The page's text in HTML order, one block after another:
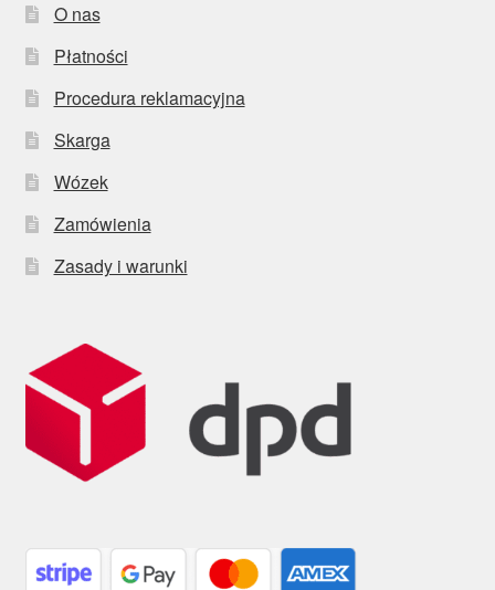
O nas
Płatności
Procedura reklamacyjna
Skarga
Wózek
Zamówienia
Zasady i warunki